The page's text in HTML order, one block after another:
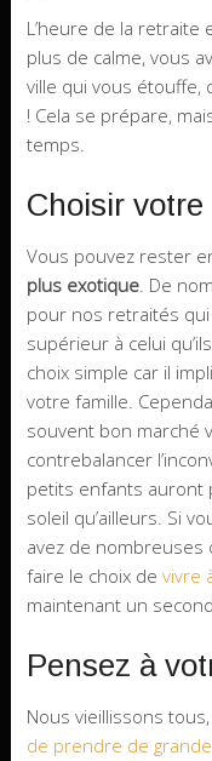
L’heure de la retraite
plus de calme, vous
ville qui vous étouffe,
! Cela se prépare,
temps.
Choisir votre
Vous pouvez rester
plus exotique. De
pour nos retraités
supérieur à celui
choix simple car il
votre famille.
souvent bon marché
contrebalancer
petits enfants auront
soleil qu’ailleurs. Si
avez de nombreuses
faire le choix de vivre
maintenant un
Pensez à
Nous vieillissons
de prendre de